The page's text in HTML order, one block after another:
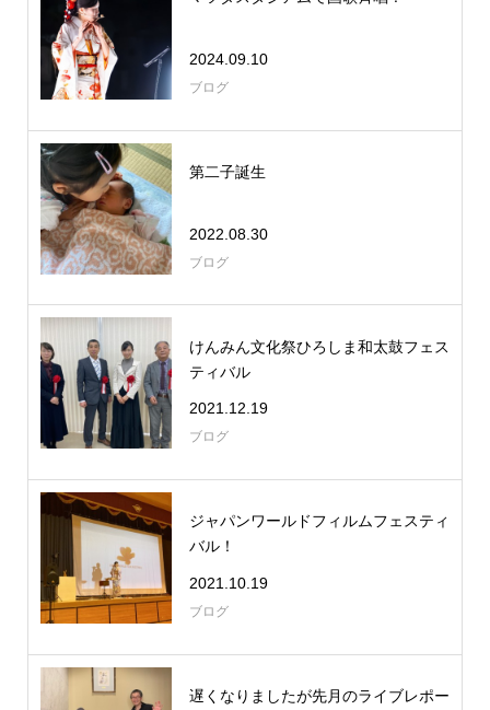
2024.09.10
ブログ
第二子誕生
2022.08.30
ブログ
けんみん文化祭ひろしま和太鼓フェス
ティバル
2021.12.19
ブログ
ジャパンワールドフィルムフェスティ
バル！
2021.10.19
ブログ
遅くなりましたが先月のライブレポー